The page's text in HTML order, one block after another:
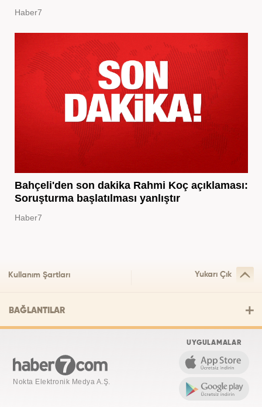
Haber7
Bahçeli'den son dakika Rahmi Koç açıklaması:
Soruşturma başlatılması yanlıştır
Haber7
Kullanım Şartları Yukarı Çık
BAĞLANTILAR
Nokta Elektronik Medya A.Ş.
UYGULAMALAR